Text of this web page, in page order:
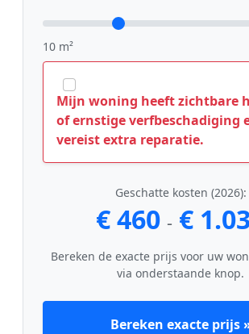
10 m²
Mijn woning heeft zichtbare
of ernstige verfbeschadiging
vereist extra reparatie.
Geschatte kosten (2026):
€ 460 - €
Bereken de exacte prijs voor uw
via onderstaande knop.
Bereken exacte prijs